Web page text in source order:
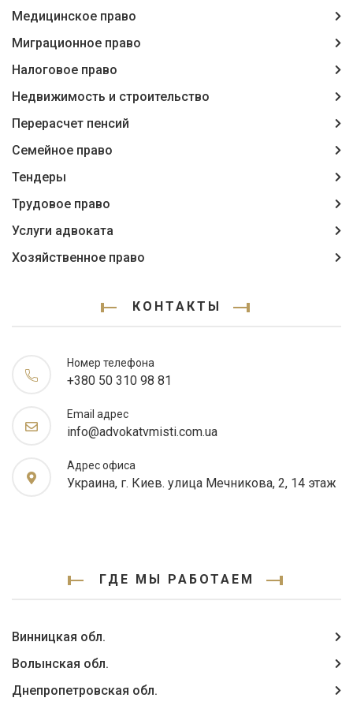
Медицинское право
Миграционное право
Налоговое право
Недвижимость и строительство
Перерасчет пенсий
Семейное право
Тендеры
Трудовое право
Услуги адвоката
Хозяйственное право
КОНТАКТЫ
Номер телефона
+380 50 310 98 81
Email адрес
info@advokatvmisti.com.ua
Адрес офиса
Украина, г. Киев. улица Мечникова, 2, 14 этаж
ГДЕ МЫ РАБОТАЕМ
Винницкая обл.
Волынская обл.
Днепропетровская обл.